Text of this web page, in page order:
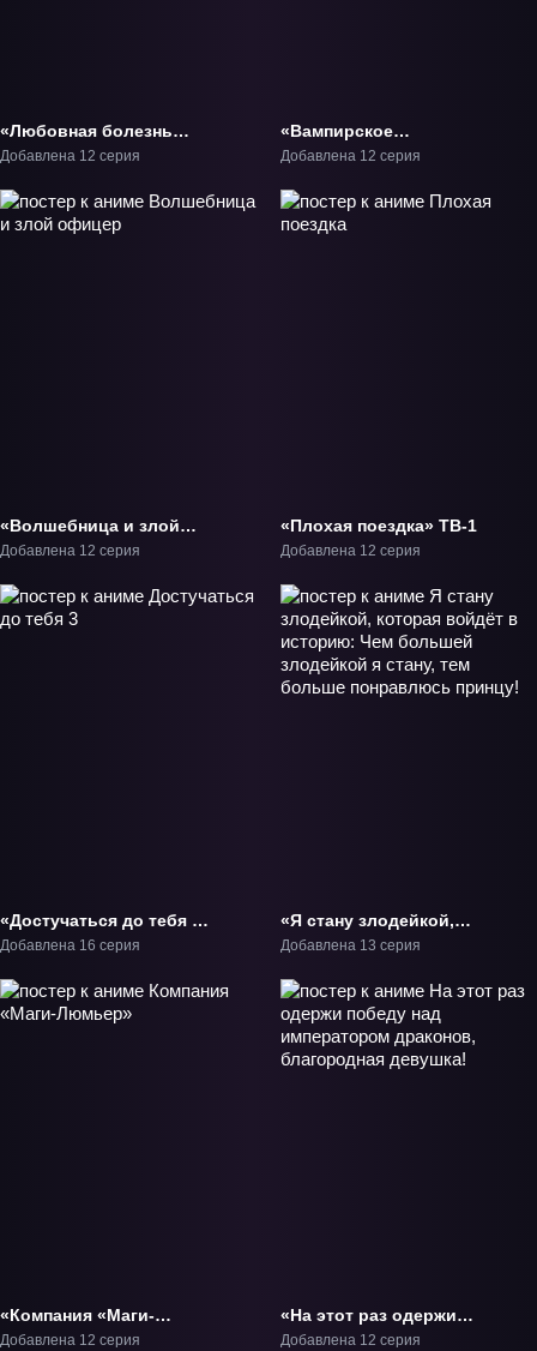
«Любовная болезнь
Хананои» ТВ-1
Добавлена 12 серия
«Вампирское
общежитие» ТВ-1
Добавлена 12 серия
«Волшебница и злой
офицер» ТВ-1
Добавлена 12 серия
«Плохая поездка» ТВ-1
Добавлена 12 серия
«Достучаться до тебя 3»
ТВ-3
Добавлена 16 серия
«Я стану злодейкой,
которая войдёт в
злодейкой я стану, тем
больше понравлюсь
принцу!» ТВ-1
Добавлена 13 серия
«Компания «Маги-
Люмьер»» ТВ-1
Добавлена 12 серия
«На этот раз одержи
победу над
Добавлена 12 серия